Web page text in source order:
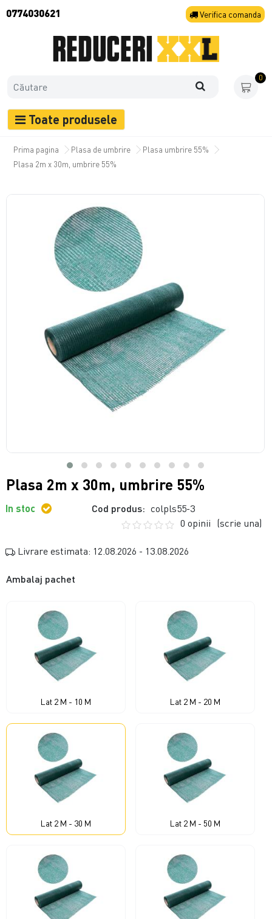
0774030621 Verifica comanda
0
Toate produsele
Prima pagina Plasa de umbrire
Plasa umbrire 55%
Plasa 2m x 30m, umbrire 55%
Plasa 2m x 30m, umbrire 55%
In stoc Cod produs: colpls55-3
0 opinii (scrie una)
Livrare estimata: 12.08.2026 - 13.08.2026
Ambalaj pachet
Lat 2 M - 10 M Lat 2 M - 20 M
Lat 2 M - 30 M Lat 2 M - 50 M